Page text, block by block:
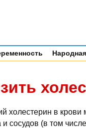
холестерин в крови
и сосудов (в том числе